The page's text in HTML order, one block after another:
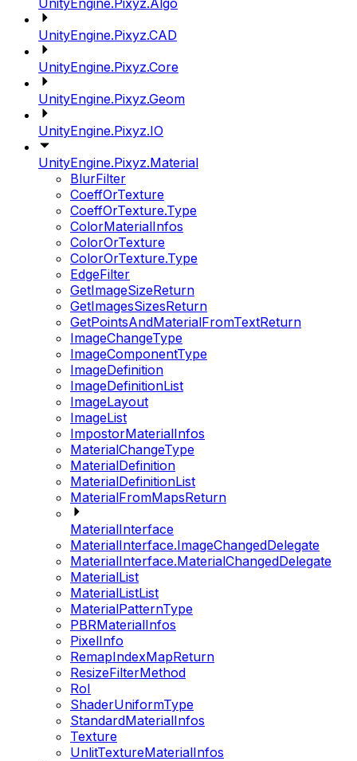
UnityEngine.Pixyz.Algo
UnityEngine.Pixyz.CAD
UnityEngine.Pixyz.Core
UnityEngine.Pixyz.Geom
UnityEngine.Pixyz.IO
UnityEngine.Pixyz.Material
BlurFilter
CoeffOrTexture
CoeffOrTexture.Type
ColorMaterialInfos
ColorOrTexture
ColorOrTexture.Type
EdgeFilter
GetImageSizeReturn
GetImagesSizesReturn
GetPointsAndMaterialFromTextReturn
ImageChangeType
ImageComponentType
ImageDefinition
ImageDefinitionList
ImageLayout
ImageList
ImpostorMaterialInfos
MaterialChangeType
MaterialDefinition
MaterialDefinitionList
MaterialFromMapsReturn
MaterialInterface
MaterialInterface.ImageChangedDelegate
MaterialInterface.MaterialChangedDelegate
MaterialList
MaterialListList
MaterialPatternType
PBRMaterialInfos
PixelInfo
RemapIndexMapReturn
ResizeFilterMethod
RoI
ShaderUniformType
StandardMaterialInfos
Texture
UnlitTextureMaterialInfos